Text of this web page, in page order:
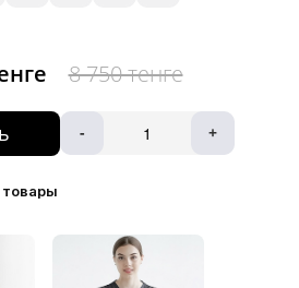
8 750 тенге
- +